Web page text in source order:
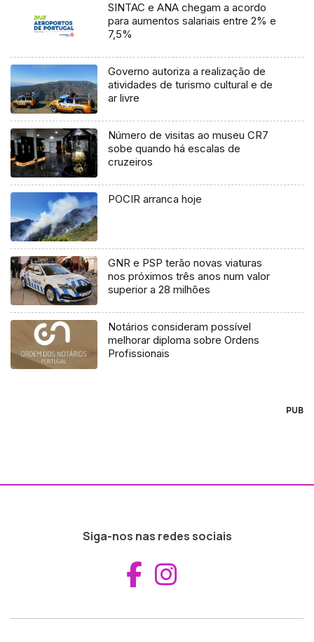
SINTAC e ANA chegam a acordo
para aumentos salariais entre 2% e
7,5%
Governo autoriza a realização de
atividades de turismo cultural e de
ar livre
Número de visitas ao museu CR7
sobe quando há escalas de
cruzeiros
POCIR arranca hoje
GNR e PSP terão novas viaturas
nos próximos três anos num valor
superior a 28 milhões
Notários consideram possível
melhorar diploma sobre Ordens
Profissionais
PUB
Siga-nos nas redes sociais
Aceder ao